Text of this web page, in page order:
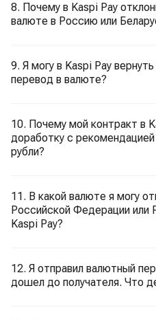
8. Почему в Kaspi Pay
валюте в Россию или
9. Я могу в Kaspi Pay
перевод в валюте?
10. Почему мой контракт в
доработку с
рубли?
11. В какой валюте я могу
Российской Федерации или
Kaspi Pay?
12. Я отправил валютный
дошел до получателя. Что